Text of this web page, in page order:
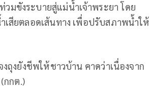
มขังระบายสู่แม่น้ำเจ้าพระยา โดย
เสียตลอดเส้นทาง เพื่อปรับสภาพน้ำให้
ถุงยังชีพให้ชาวบ้าน คาดว่าเนื่องจาก
กกต.)